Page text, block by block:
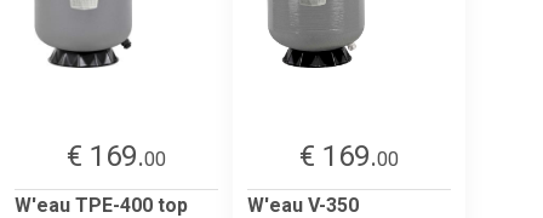
€ 169.00
W'eau TPE-400 top
€ 169.00
W'eau V-350